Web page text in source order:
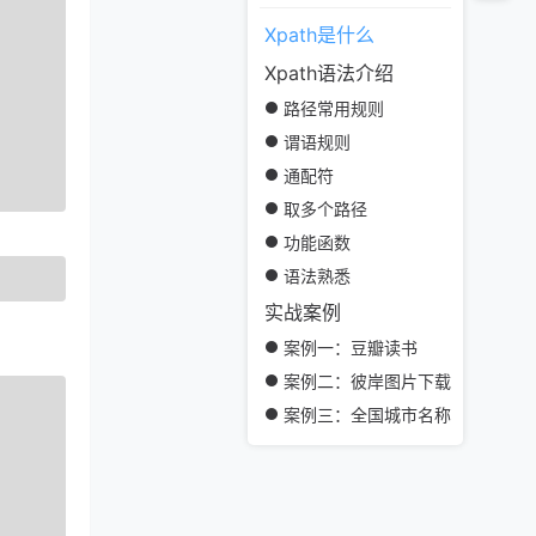
Xpath是什么
Xpath语法介绍
路径常用规则
谓语规则
通配符
取多个路径
功能函数
语法熟悉
实战案例
案例一：豆瓣读书
案例二：彼岸图片下载
案例三：全国城市名称爬取